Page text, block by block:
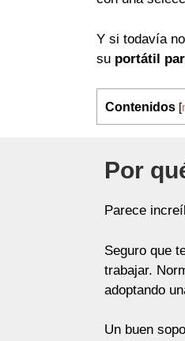
Y si todavía
su portátil
Contenidos [
Por
Parece
Seguro que
trabajar.
adoptando
Un buen